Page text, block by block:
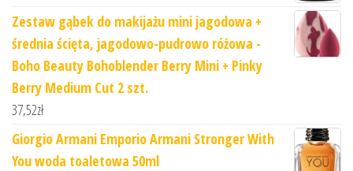
Zestaw gąbek do makijażu mini jagodowa +
średnia ścięta, jagodowo-pudrowo różowa -
Boho Beauty Bohoblender Berry Mini + Pinky
Berry Medium Cut 2 szt.
37,52zł
Giorgio Armani Emporio Armani Stronger With
You woda toaletowa 50ml